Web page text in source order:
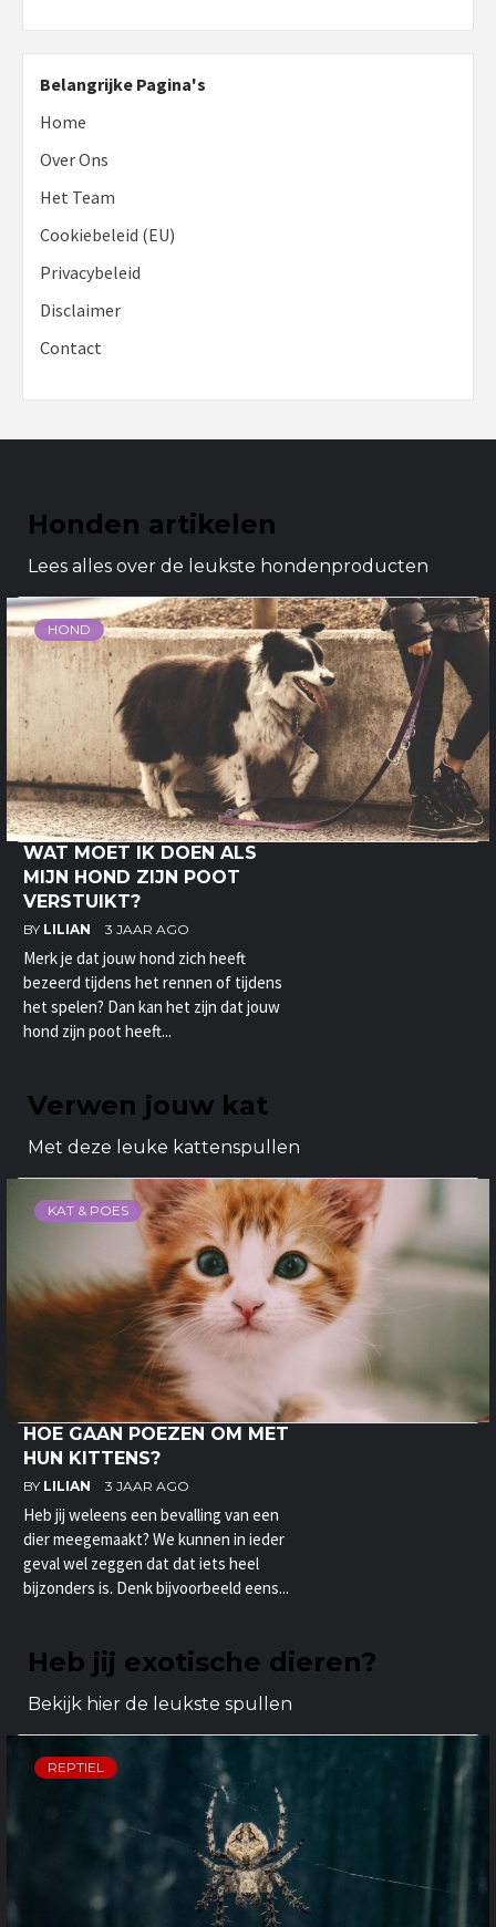
Belangrijke Pagina's
Home
Over Ons
Het Team
Cookiebeleid (EU)
Privacybeleid
Disclaimer
Contact
Honden artikelen
Lees alles over de leukste hondenproducten
HOND
WAT MOET IK DOEN ALS
MIJN HOND ZIJN POOT
VERSTUIKT?
BY LILIAN 3 JAAR AGO
Merk je dat jouw hond zich heeft
bezeerd tijdens het rennen of tijdens
het spelen? Dan kan het zijn dat jouw
hond zijn poot heeft...
Verwen jouw kat
Met deze leuke kattenspullen
KAT & POES
HOE GAAN POEZEN OM MET
HUN KITTENS?
BY LILIAN 3 JAAR AGO
Heb jij weleens een bevalling van een
dier meegemaakt? We kunnen in ieder
geval wel zeggen dat dat iets heel
bijzonders is. Denk bijvoorbeeld eens...
Heb jij exotische dieren?
Bekijk hier de leukste spullen
REPTIEL